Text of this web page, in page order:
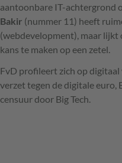
aantoonbare IT-achtergrond
Bakir (nummer 11) heeft
(webdevelopment), maar lijkt
kans te maken op een zetel.
FvD profileert zich op
verzet tegen de digitale
censuur door Big Tech.